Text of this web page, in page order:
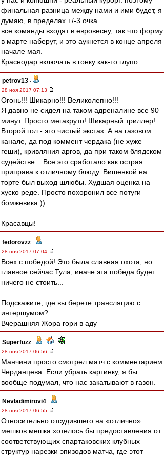
финальная разница между нами и ими будет, я
думаю, в пределах +/-3 очка.
все команды входят в евровесну, так что форму
в марте наберут, и это аукнется в конце апреля
начале мая.
Краснодар включать в гонку как-то глупо.
petrov13 -
28 ноя 2017 07:13
Огонь!!! Шикарно!!! Великолепно!!!
Я давно не сидел на таком адреналине все 90
минут. Просто мегакруто! Шикарный триллер!
Второй гол - это чистый экстаз. А на газовом
канале, да под коммент чердака (не хуже
геши), кривляния аргов, да при таком блядском
судействе... Все это сработало как острая
приправа к отличному блюду. Вишенкой на
торте был выход шлюбы. Худшая оценка на
хуско реде. Просто похоронил все потуги
бомжевика ))
Красавцы!
fedorovzz -
28 ноя 2017 07:04
Всех с победой! Это была славная охота, но
главное сейчас Тула, иначе эта победа будет
ничего не стоить...
Подскажите, где вы берете трансляцию с
интершумом?
Вчерашняя Жора гори в аду
Superfuzz -
28 ноя 2017 06:56
Манчини просто смотрел матч с комментарием
Черданцева. Если убрать картинку, я бы
вообще подумал, что нас закатывают в газон.
Nevladimirovi4 -
28 ноя 2017 06:55
Относительно отсудившего на «отлично»
мешков мешка хотелось бы предоставления от
соответствующих спартаковских клубных
структур нарезки эпизодов матча, где этот